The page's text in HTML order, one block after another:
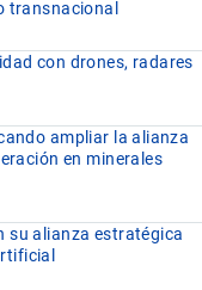
transnacional
con drones, radares
ampliar la alianza
en minerales
su alianza estratégica